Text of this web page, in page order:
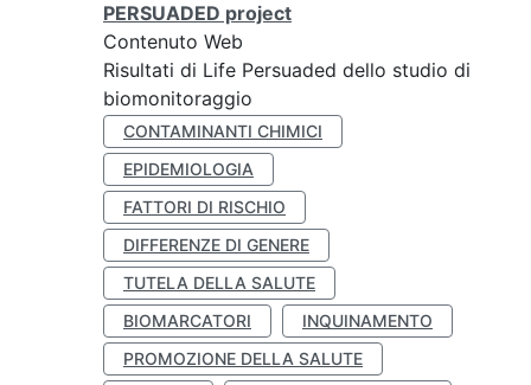
PERSUADED project
Contenuto Web
Risultati di Life Persuaded dello studio di
biomonitoraggio
CONTAMINANTI CHIMICI
EPIDEMIOLOGIA
FATTORI DI RISCHIO
DIFFERENZE DI GENERE
TUTELA DELLA SALUTE
BIOMARCATORI
INQUINAMENTO
PROMOZIONE DELLA SALUTE